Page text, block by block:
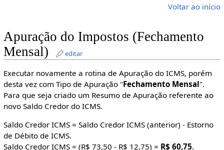
Voltar ao início
Apuração do Impostos (Fechamento
Mensal)
editar
Executar novamente a rotina de Apuração do ICMS, porém
desta vez com Tipo de Apuração "Fechamento Mensal".
Para que seja criado um Resumo de Apuração referente ao
novo Saldo Credor do ICMS.
Saldo Credor ICMS = Saldo Credor ICMS (anterior) - Estorno
de Débito de ICMS.
Saldo Credor ICMS = (R$ 73,50 - R$ 12,75) = R$ 60,75.